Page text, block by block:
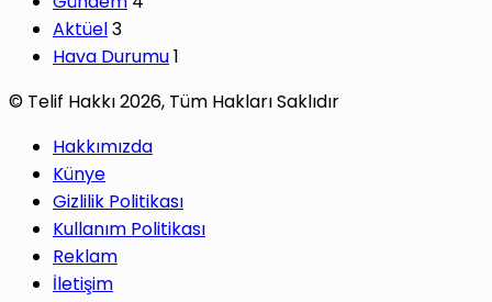
Aktüel3
Hava Durumu1
© Telif Hakkı 2026, Tüm Hakları Saklıdır
Hakkımızda
Künye
Gizlilik Politikası
Kullanım Politikası
Reklam
İletişim